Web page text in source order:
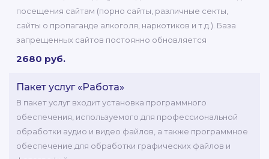
посещения сайтам (порно сайты, различные секты,
сайты о пропаганде алкоголя, наркотиков и т.д.). База
запрещенных сайтов постоянно обновляется
2680 руб.
Пакет услуг «Работа»
В пакет услуг входит установка программного
обеспечения, используемого для профессиональной
обработки аудио и видео файлов, а также программное
обеспечение для обработки графических файлов и